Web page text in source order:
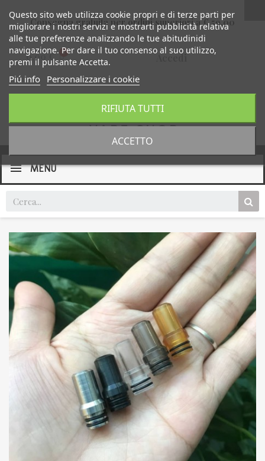
Consegna gratuita per ordini superiori a € 59,00
0,00 €
MENU
Questo sito web utilizza cookie propri e di terze parti per
migliorare i nostri servizi e mostrarti pubblicità relativa
alle tue preferenze analizzando le tue abitudinidi
navigazione. Per dare il tuo consenso al suo utilizzo,
premi il pulsante Accetta.
Piú info Personalizzare i cookie
RIFIUTA TUTTI
ACCETTO